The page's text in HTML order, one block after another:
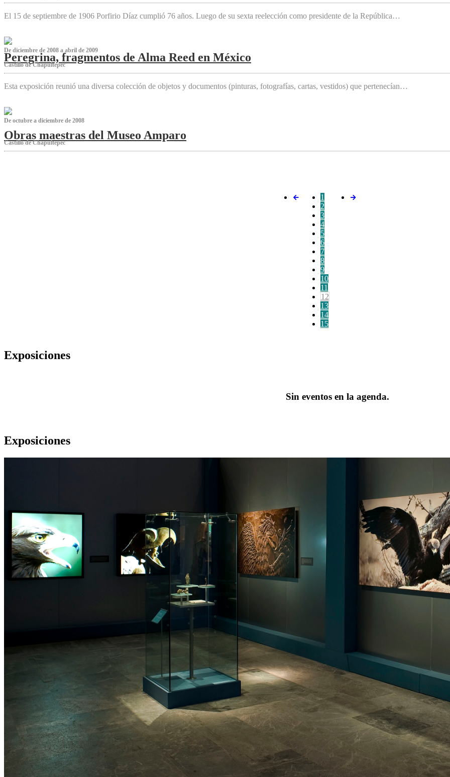
El 15 de septiembre de 1906 Porfirio Díaz cumplió 76 años. Luego de su sexta reelección como presidente de la República…
De diciembre de 2008 a abril de 2009
Peregrina, fragmentos de Alma Reed en México
Castillo de Chapultepec
Esta exposición reunió una diversa colección de objetos y documentos (pinturas, fotografías, cartas, vestidos) que pertenecían…
De octubre a diciembre de 2008
Obras maestras del Museo Amparo
Castillo de Chapultepec
1
2
3
4
5
6
7
8
9
10
11
12
13
14
15
Exposiciones
Sin eventos en la agenda.
Exposiciones